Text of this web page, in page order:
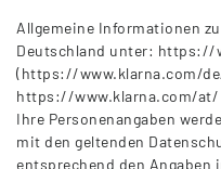
Allgemeine Informationen
Deutschland unter: https://
(https://www.klarna.com/
https://www.klarna.com/
Ihre Personenangaben
mit den geltenden
entsprechend den Angaben